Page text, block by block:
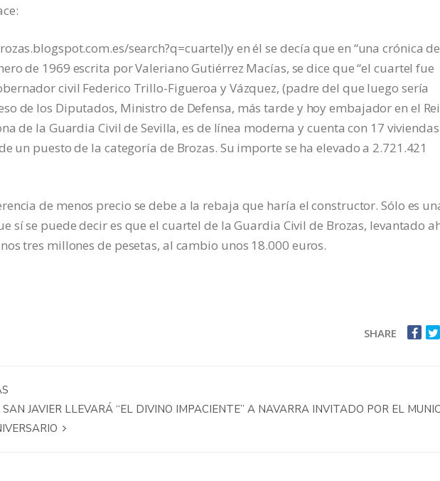
search?q=cuartel)y en él se decía que en “una crónica
de 1969 escrita por Valeriano Gutiérrez Macías, se dice que “el cuartel fue
civil Federico Trillo-Figueroa y Vázquez, (padre del que luego sería
de los Diputados, Ministro de Defensa, más tarde y hoy embajador en el
de la Guardia Civil de Sevilla, es de línea moderna y cuenta con 17
un puesto de la categoría de Brozas. Su importe se ha elevado a 2.721.421
de menos precio se debe a la rebaja que haría el constructor. Sólo es
sí se puede decir es que el cuartel de la Guardia Civil de Brozas, levantado
tres millones de pesetas, al cambio unos 18.000 euros.
SHARE
JAVIER LLEVARÁ “EL DIVINO IMPACIENTE” A NAVARRA INVITADO POR EL